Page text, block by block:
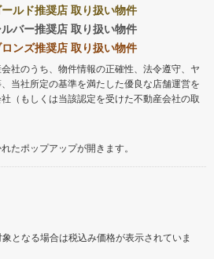
ールド推奨店 取り扱い物件
バー推奨店 取り扱い物件
ンズ推奨店 取り扱い物件
社のうち、物件情報の正確性、法令遵守、ヤ
当社所定の基準を満たした優良な店舗運営を
（もしくは当該認定を受けた不動産会社の取
たポップアップが開きます。
となる場合は税込み価格が表示されていま